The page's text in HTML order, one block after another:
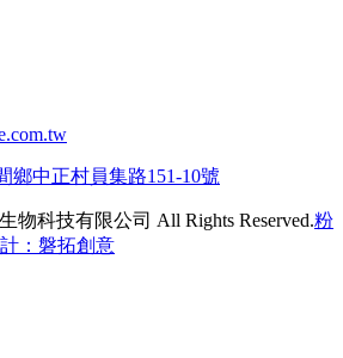
鄉中正村員集路151-10號
物科技有限公司 All Rights Reserved.粉
：磐拓創意